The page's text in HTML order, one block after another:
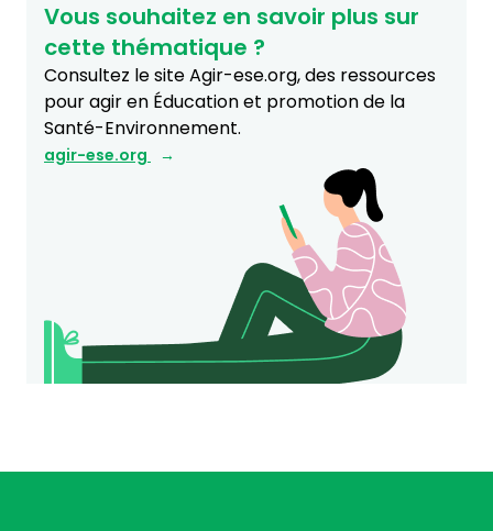
Vous souhaitez en savoir plus sur
cette thématique ?
Consultez le site Agir-ese.org, des ressources
pour agir en Éducation et promotion de la
Santé-Environnement.
agir-ese.org